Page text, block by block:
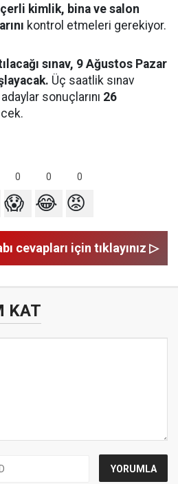
kimlik, bina ve salon
kontrol etmeleri gerekiyor.
sınav, 9 Ağustos Pazar
Üç saatlik sınav
sonuçlarını 26
0 0 0
😱 😂 😡
cevapları için tıklayınız ▷
KAT